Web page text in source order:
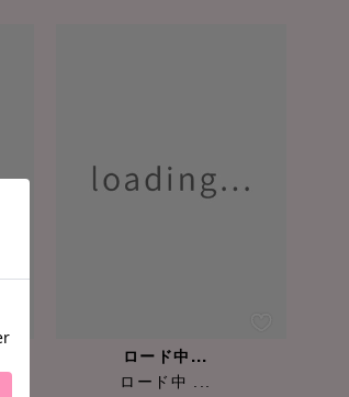
ロード中...
ロード中 ...